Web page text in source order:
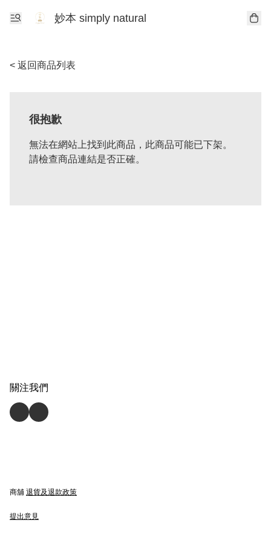
妙本 simply natural
< 返回商品列表
很抱歉
無法在網站上找到此商品，此商品可能已下架。
請檢查商品連結是否正確。
關注我們
商舖 退貨及退款政策
提出意見